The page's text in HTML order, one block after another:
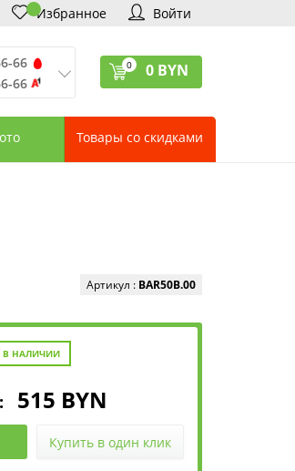
Избранное Войти
66
66
0 0 BYN
Товары со скидками
Артикул : BAR50B.00
В НАЛИЧИИ
515 BYN
Купить в один клик